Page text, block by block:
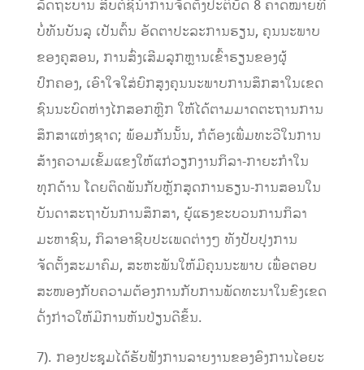
ລັດຖະບານ ສືບຕໍ່ຊີ້ນໍາການຈັດຕັ້ງປະຕິບັດ 8 ຄາດໝາຍທີ່
ບໍ່ທັນບັນລຸ ເປັນຕົ້ນ ອັດຕາປະລະການຮຽນ, ຄຸນນະພາບ
ຂອງຄູສອນ, ການສົ່ງເສີມລູກຫຼານເຂົ້າຮຽນຂອງຜູ້
ປົກຄອງ, ເອົາໃຈໃສ່ຍົກສູງຄຸນນະພາບການສຶກສາໃນເຂດ
ຊົນນະບົດຫ່າງໄກສອກຫຼີກ ໃຫ້ໄດ້ຕາມມາດຕະຖານການ
ສຶກສາແຫ່ງຊາດ; ພ້ອມກັນນັ້ນ, ກໍຕ້ອງເພີ່ມທະວີໃນການ
ສ້າງຄວາມເຂັ້ມແຂງໃຫ້ແກ່ວຽກງານກິລາ-ກາຍະກໍາໃນ
ທຸກດ້ານ ໂດຍຕິດພັນກັບຫຼັກສູດການຮຽນ-ການສອນໃນ
ບັນດາສະຖາບັນການສຶກສາ, ຍູ້ແຮງຂະບວນການກິລາ
ມະຫາຊົນ, ກິລາອາຊີບປະເພດຕ່າງໆ ທັງປັບປຸງການ
ຈັດຕັ້ງສະມາຄົມ, ສະຫະພັນໃຫ້ມີຄຸນນະພາບ ເພື່ອຕອບ
ສະໜອງກັບຄວາມຕ້ອງການກັບການພັດທະນາໃນຂົງເຂດ
ດັ່ງກ່າວໃຫ້ມີການຫັນປ່ຽນດີຂຶ້ນ.
7). ກອງປະຊຸມໄດ້ຮັບຟັງການລາຍງານຂອງອົງການໄອຍະ